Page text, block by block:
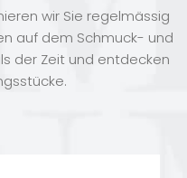
wir Sie regelmässig
auf dem Schmuck- und
der Zeit und entdecken